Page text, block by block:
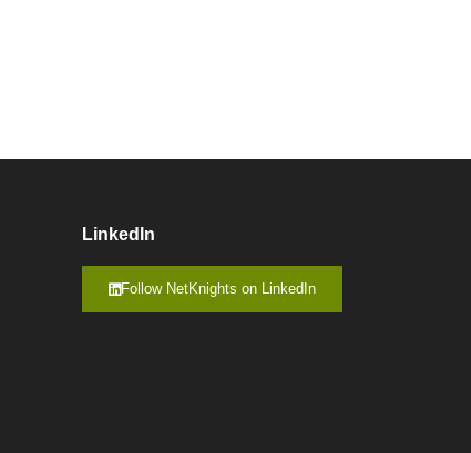
LinkedIn
Follow NetKnights on LinkedIn